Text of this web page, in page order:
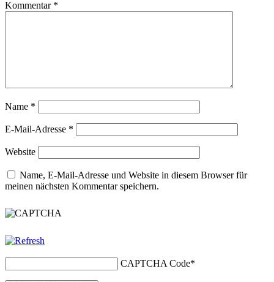
Kommentar *
Name *
E-Mail-Adresse *
Website
Name, E-Mail-Adresse und Website in diesem Browser für
meinen nächsten Kommentar speichern.
CAPTCHA Code*